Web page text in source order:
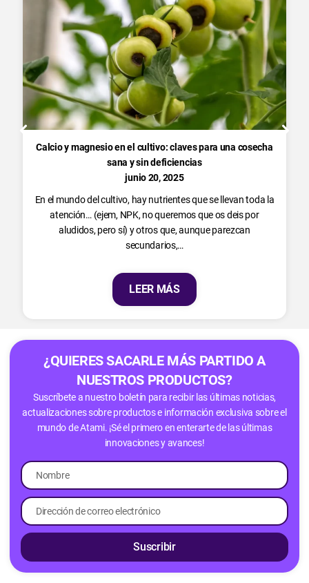
Calcio y magnesio en el cultivo: claves para una cosecha
sana y sin deficiencias
junio 20, 2025
En el mundo del cultivo, hay nutrientes que se llevan toda la
atención… (ejem, NPK, no queremos que os deis por
aludidos, pero sí) y otros que, aunque parezcan
secundarios,…
LEER MÁS
¿QUIERES SACARLE MÁS PARTIDO A
NUESTROS PRODUCTOS?
Suscríbete a nuestro boletín para recibir las últimas noticias,
actualizaciones sobre productos e información exclusiva sobre el
mundo de Atami. ¡Sé el primero en enterarte de las últimas
innovaciones y avances!
Suscribir